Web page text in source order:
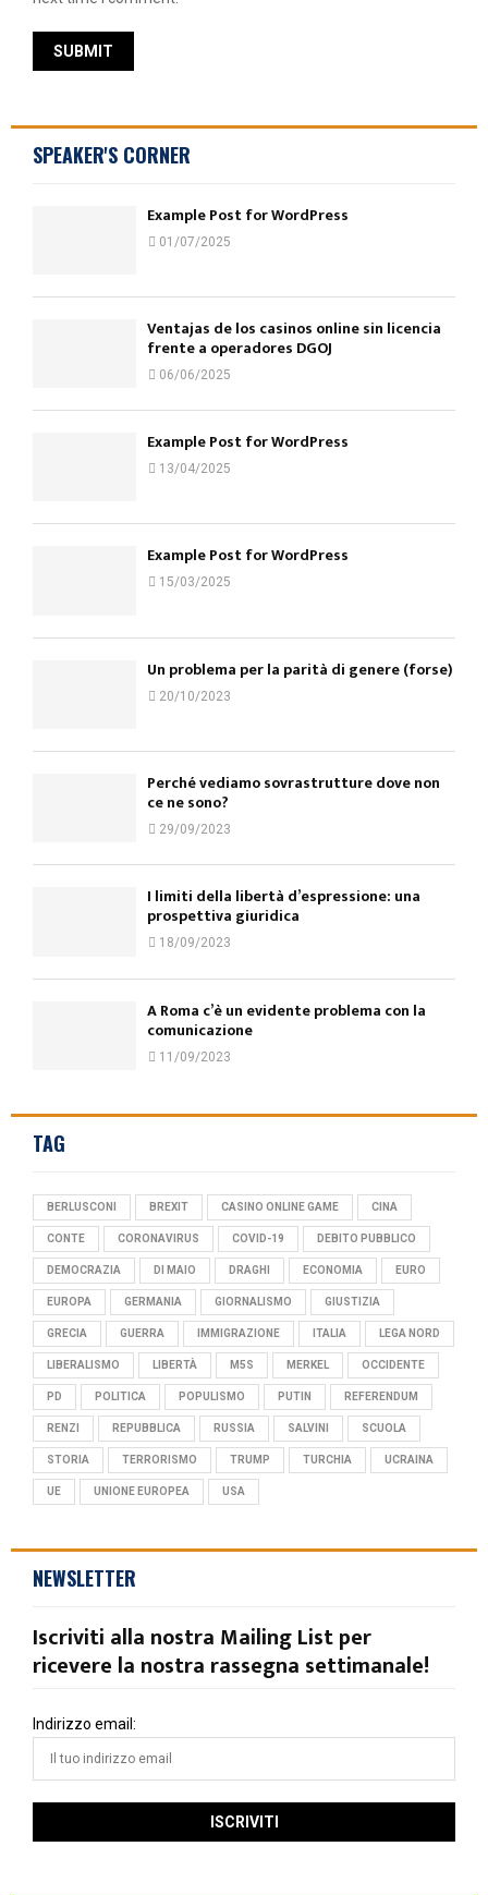
SPEAKER'S CORNER
Example Post for WordPress
01/07/2025
Ventajas de los casinos online sin licencia
frente a operadores DGOJ
06/06/2025
Example Post for WordPress
13/04/2025
Example Post for WordPress
15/03/2025
Un problema per la parità di genere (forse)
20/10/2023
Perché vediamo sovrastrutture dove non
ce ne sono?
29/09/2023
I limiti della libertà d’espressione: una
prospettiva giuridica
18/09/2023
A Roma c’è un evidente problema con la
comunicazione
11/09/2023
TAG
BERLUSCONI BREXIT CASINO ONLINE GAME CINA
CONTE CORONAVIRUS COVID-19 DEBITO PUBBLICO
DEMOCRAZIA DI MAIO DRAGHI ECONOMIA EURO
EUROPA GERMANIA GIORNALISMO GIUSTIZIA
GRECIA GUERRA IMMIGRAZIONE ITALIA LEGA NORD
LIBERALISMO LIBERTÀ M5S MERKEL OCCIDENTE
PD POLITICA POPULISMO PUTIN REFERENDUM
RENZI REPUBBLICA RUSSIA SALVINI SCUOLA
STORIA TERRORISMO TRUMP TURCHIA UCRAINA
UE UNIONE EUROPEA USA
NEWSLETTER
Iscriviti alla nostra Mailing List per
ricevere la nostra rassegna settimanale!
Indirizzo email: